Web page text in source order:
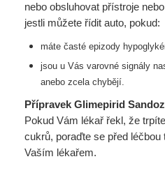
nebo obsluhovat přístroje
jestli můžete řídit auto, pokud:
máte časté epizody
jsou u Vás varovné signály
anebo zcela chybějí.
Přípravek Glimepirid
Pokud Vám lékař řekl, že
cukrů, poraďte se před
Vaším lékařem.